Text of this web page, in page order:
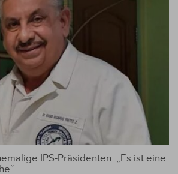
IPS-Präsidenten: „Es ist eine